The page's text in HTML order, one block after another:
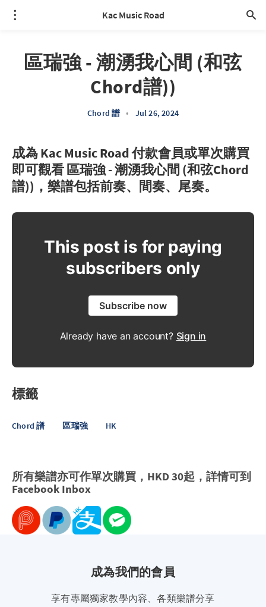
Kac Music Road
區瑞強 - 潮湧我心間 (和弦
Chord譜))
Chord 譜 • Jul 26, 2024
成為 Kac Music Road 付款會員或單次購買
即可觀看 區瑞強 - 潮湧我心間 (和弦Chord
譜))，樂譜包括前奏、間奏、尾奏。
This post is for paying
subscribers only
Subscribe now
Already have an account? Sign in
標籤
Chord 譜 區瑞強 HK
所有樂譜亦可作單次購買，HKD 30起，詳情可到
Facebook Inbox
成為我們的會員
享有專屬獨家教學內容、各類樂譜分享